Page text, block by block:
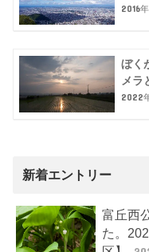
2016
ぼく
メラ
2022
新着エントリー
富丘西
た。